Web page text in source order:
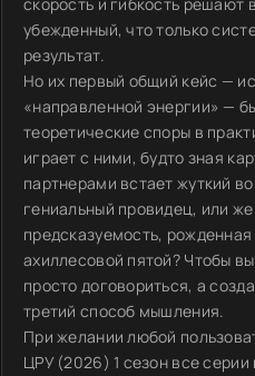
убежденный, что только
результат.
Но их первый общий кейс —
«направленной энергии» —
теоретические споры в
играет с ними, будто зная
партнерами встает жуткий
гениальный провидец, или
предсказуемость,
ахиллесовой пятой? Чтобы
просто договориться, а
третий способ мышления.
При желании любой
ЦРУ (2026) 1 сезон все